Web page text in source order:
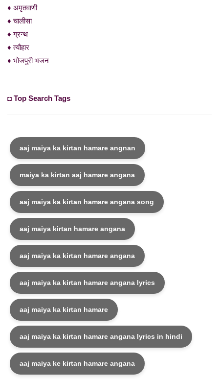
♦ अमृतवाणी
♦ चालीसा
♦ ग्रन्थ
♦ त्यौहार
♦ भोजपुरी भजन
◘ Top Search Tags
aaj maiya ka kirtan hamare angnan
maiya ka kirtan aaj hamare angana
aaj maiya ka kirtan hamare angana song
aaj maiya kirtan hamare angana
aaj maiya ka kirtan hamare angana
aaj maiya ka kirtan hamare angana lyrics
aaj maiya ka kirtan hamare
aaj maiya ka kirtan hamare angana lyrics in hindi
aaj maiya ke kirtan hamare angana